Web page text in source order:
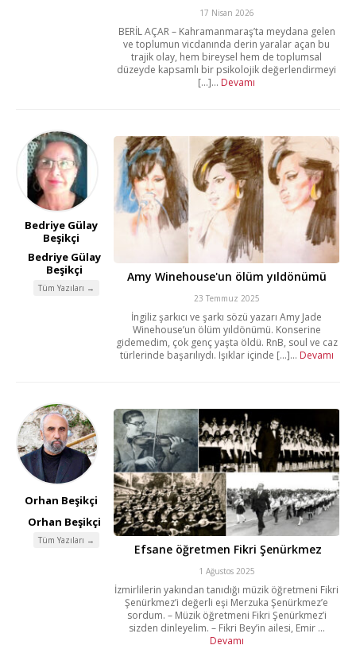
17 Nisan 2026
BERİL AÇAR – Kahramanmaraş’ta meydana gelen
ve toplumun vicdanında derin yaralar açan bu
trajik olay, hem bireysel hem de toplumsal
düzeyde kapsamlı bir psikolojik değerlendirmeyi
[...]... Devamı
Bedriye Gülay
Beşikçi
Bedriye Gülay
Beşikçi
Tüm Yazıları →
Amy Winehouse'un ölüm yıldönümü
23 Temmuz 2025
İngiliz şarkıcı ve şarkı sözü yazarı Amy Jade
Winehouse’un ölüm yıldönümü. Konserine
gidemedim, çok genç yaşta öldü. RnB, soul ve caz
türlerinde başarılıydı. Işıklar içinde [...]... Devamı
Orhan Beşikçi
Orhan Beşikçi
Tüm Yazıları →
Efsane öğretmen Fikri Şenürkmez
1 Ağustos 2025
İzmirlilerin yakından tanıdığı müzik öğretmeni Fikri
Şenürkmez’i değerli eşi Merzuka Şenürkmez’e
sordum. – Müzik öğretmeni Fikri Şenürkmez’i
sizden dinleyelim. – Fikri Bey’in ailesi, Emir ...
Devamı